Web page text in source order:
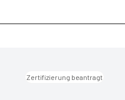
Zertifizierung beantragt